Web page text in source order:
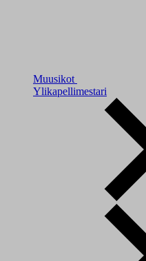
Muusikot
Ylikapellimestari